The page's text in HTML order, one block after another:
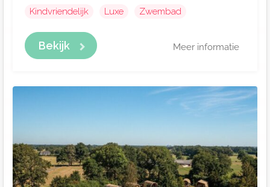
Kindvriendelijk
Luxe Zwembad
Bekijk Meer informatie